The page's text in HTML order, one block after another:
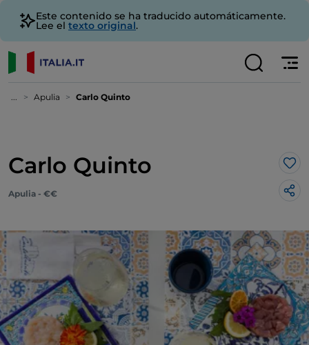
Este contenido se ha traducido automáticamente.
Lee el texto original.
... Apulia Carlo Quinto
Carlo Quinto Me
Apulia - €€